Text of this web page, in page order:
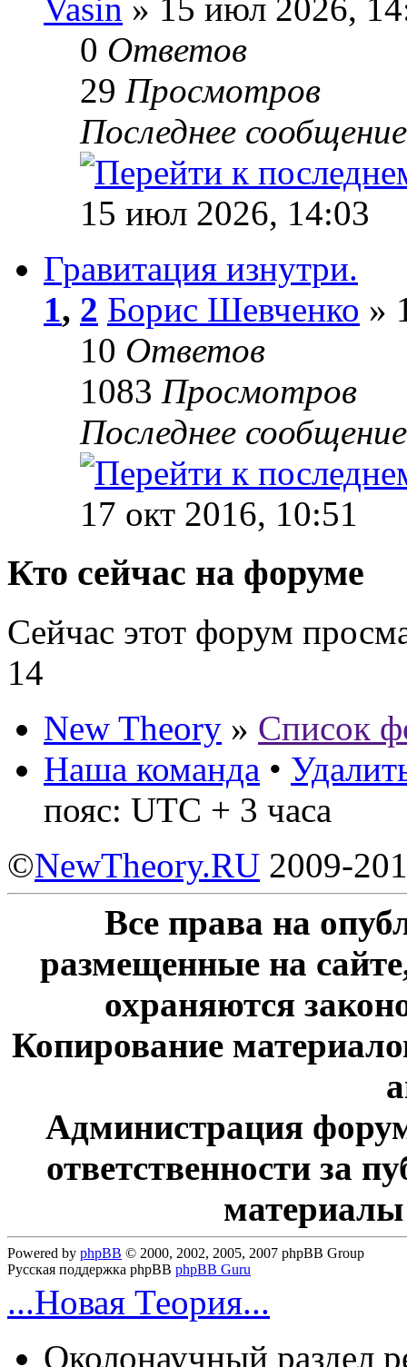
Vasin » 15 июл 2026,
0 Ответов
29 Просмотров
Последнее
15 июл 2026, 14:03
Гравитация изнутри.
1, 2 Борис Шевченко »
10 Ответов
1083 Просмотров
Последнее
17 окт 2016, 10:51
Кто сейчас на форуме
Сейчас этот форум
14
New Theory » Список
Наша команда •
пояс: UTC + 3 часа
©NewTheory.RU 2009-
Все права на
размещенные на
охраняются
Копирование
Администрация
ответственности за
Powered by phpBB © 2000, 2002, 2005, 2007 phpBB Group
Русская поддержка phpBB phpBB Guru
...Новая Теория...
Околонаучный раздел